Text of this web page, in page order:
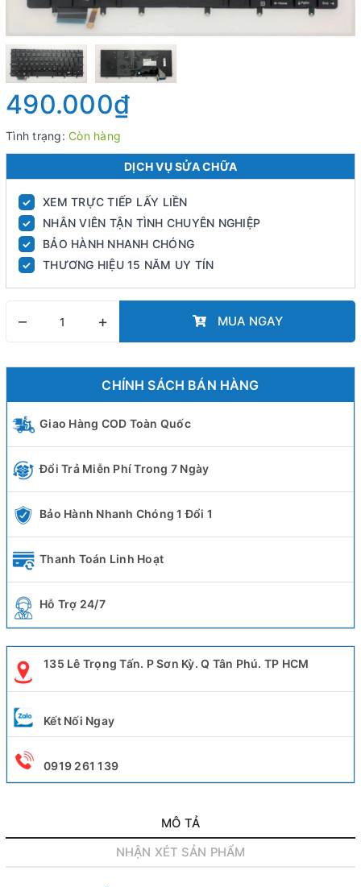
490.000₫
Tình trạng: Còn hàng
DỊCH VỤ SỬA CHỮA
✓ XEM TRỰC TIẾP LẤY LIỀN
✓ NHÂN VIÊN TẬN TÌNH CHUYÊN NGHIỆP
✓ BẢO HÀNH NHANH CHÓNG
✓ THƯƠNG HIỆU 15 NĂM UY TÍN
– + MUA NGAY
CHÍNH SÁCH BÁN HÀNG
Giao Hàng COD Toàn Quốc
Đổi Trả Miễn Phí Trong 7 Ngày
Bảo Hành Nhanh Chóng 1 Đổi 1
Thanh Toán Linh Hoạt
Hỗ Trợ 24/7
135 Lê Trọng Tấn. P Sơn Kỳ. Q Tân Phú. TP HCM
Kết Nối Ngay
0919 261 139
MÔ TẢ
NHẬN XÉT SẢN PHẨM